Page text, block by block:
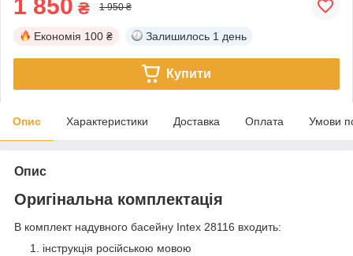
1 850 ₴ 1 950 ₴
Економія 100 ₴ Залишилось 1 день
Купити
Опис Характеристики Доставка Оплата Умови
Опис
Оригінальна комплектація
В комплект надувного басейну Intex 28116 входить:
інструкція російською мовою